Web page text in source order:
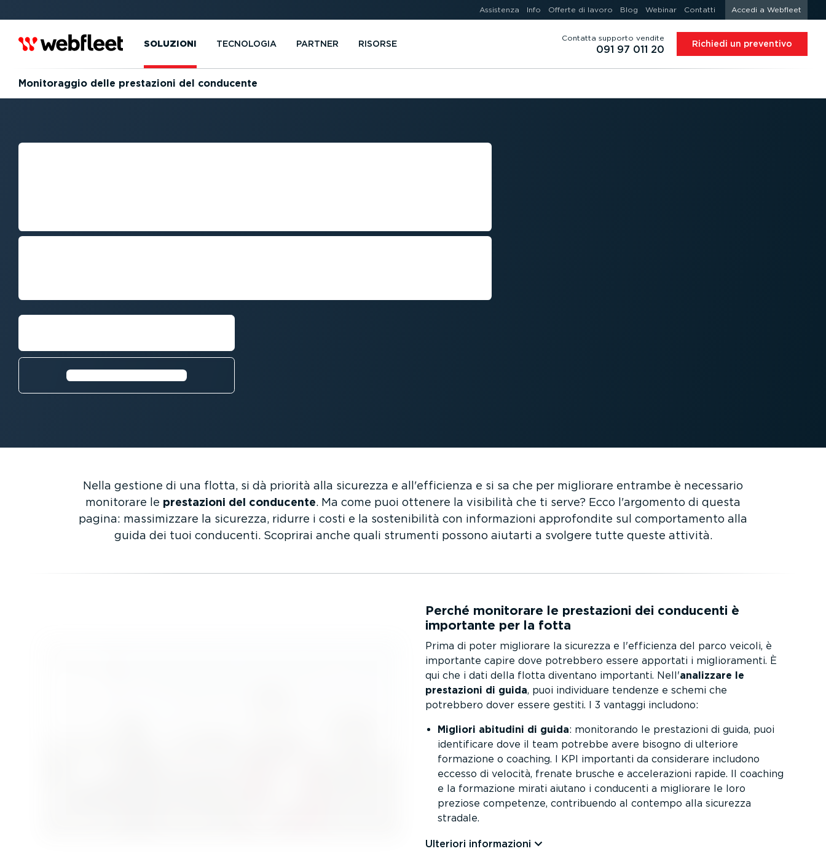
Assistenza Info Offerte di lavoro Blog Webinar Contatti Accedi a Webfleet
SOLUZIONI TECNOLOGIA PARTNER RISORSE
Contatta supporto vendite
091 97 011 20 Richiedi un preventivo
Monito­raggio delle prestazioni del conducente
MONITO­RAGGIO DELLE
Ulteriori infor­ma­zioni⁠
Nella gestione di una flotta, si dà priorità alla sicurezza e all'efficienza e si sa che per migliorare entrambe è necessario
monitorare le prestazioni del conducente. Ma come puoi ottenere la visibilità che ti serve? Ecco l'argomento di questa
pagina: massi­mizzare la sicurezza, ridurre i costi e la soste­ni­bilità con infor­ma­zioni appro­fondite sul compor­ta­mento alla
guida dei tuoi conducenti. Scoprirai anche quali strumenti possono aiutarti a svolgere tutte queste attività.
Perché monitorare le prestazioni dei conducenti è
importante per la fotta
Prima di poter migliorare la sicurezza e l'efficienza del parco veicoli, è
importante capire dove potrebbero essere apportati i miglio­ra­menti. È
qui che i dati della flotta diventano importanti. Nell'analizzare le
prestazioni di guida, puoi individuare tendenze e schemi che
potrebbero dover essere gestiti. I 3 vantaggi includono:
Migliori abitudini di guida: monitorando le prestazioni di guida, puoi
identi­ficare dove il team potrebbe avere bisogno di ulteriore
formazione o coaching. I KPI importanti da considerare includono
eccesso di velocità, frenate brusche e accele­ra­zioni rapide. Il coaching
e la formazione mirati aiutano i conducenti a migliorare le loro
preziose competenze, contri­buendo al contempo alla sicurezza
stradale.
Ulteriori infor­ma­zioni